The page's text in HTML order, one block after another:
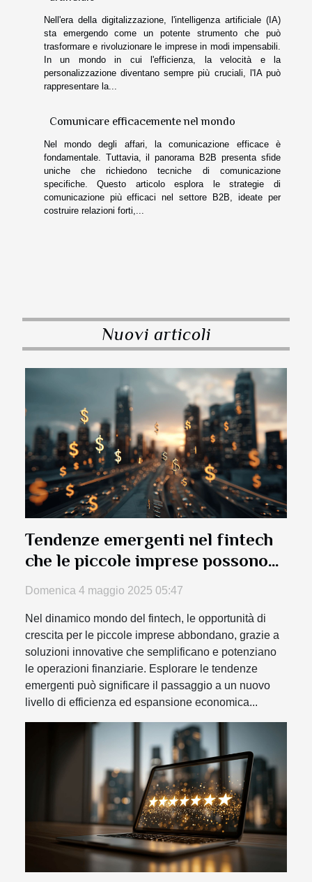
Nell'era della digitalizzazione, l'intelligenza artificiale (IA)
sta emergendo come un potente strumento che può
trasformare e rivoluzionare le imprese in modi impensabili.
In un mondo in cui l'efficienza, la velocità e la
personalizzazione diventano sempre più cruciali, l'IA può
rappresentare la...
Comunicare efficacemente nel mondo
Nel mondo degli affari, la comunicazione efficace è
fondamentale. Tuttavia, il panorama B2B presenta sfide
uniche che richiedono tecniche di comunicazione
specifiche. Questo articolo esplora le strategie di
comunicazione più efficaci nel settore B2B, ideate per
costruire relazioni forti,...
Nuovi articoli
Tendenze emergenti nel fintech
che le piccole imprese possono
sfruttare per la crescita
economica
Domenica 4 maggio 2025 05:47
Nel dinamico mondo del fintech, le opportunità di
crescita per le piccole imprese abbondano, grazie a
soluzioni innovative che semplificano e potenziano
le operazioni finanziarie. Esplorare le tendenze
emergenti può significare il passaggio a un nuovo
livello di efficienza ed espansione economica...